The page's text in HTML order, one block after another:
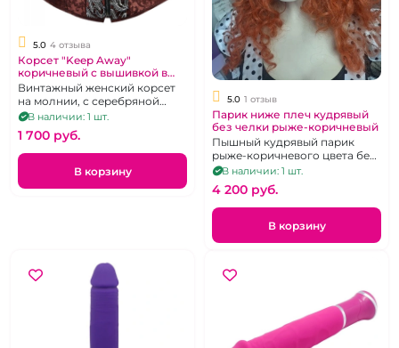
5.0 4 отзыва
Корсет "Keep Away"
коричневый с вышивкой в
средневековом стиле.
Винтажный женский корсет
на молнии, с серебряной
аппликацией и
средневековым орнаментом.
Трусики-стринги в
комплекте. Размер XL
В наличии: 1 шт.
1 700 pуб.
В корзину
5.0 1 отзыв
Парик ниже плеч кудрявый
без челки рыже-коричневый
Пышный кудрявый парик
рыже-коричневого цвета без
чёлки, ниже плеч
В наличии: 1 шт.
4 200 pуб.
В корзину